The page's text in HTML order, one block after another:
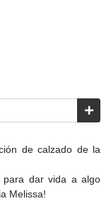
de calzado de la
dar vida a algo
Melissa!